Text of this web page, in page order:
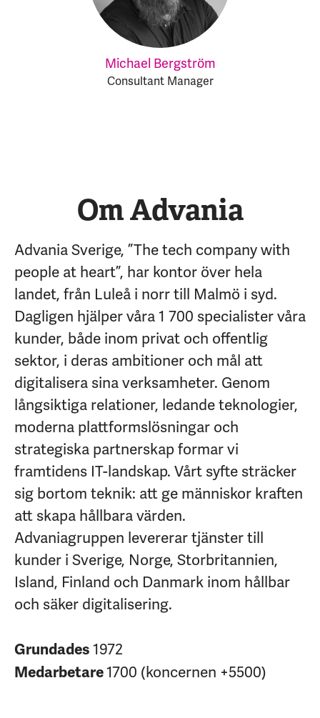
Michael Bergström
Consultant Manager
Om Advania
Advania Sverige, ”The tech company with
people at heart”, har kontor över hela
landet, från Luleå i norr till Malmö i syd.
Dagligen hjälper våra 1 700 specialister våra
kunder, både inom privat och offentlig
sektor, i deras ambitioner och mål att
digitalisera sina verksamheter. Genom
långsiktiga relationer, ledande teknologier,
moderna plattformslösningar och
strategiska partnerskap formar vi
framtidens IT-landskap. Vårt syfte sträcker
sig bortom teknik: att ge människor kraften
att skapa hållbara värden.
Advaniagruppen levererar tjänster till
kunder i Sverige, Norge, Storbritannien,
Island, Finland och Danmark inom hållbar
och säker digitalisering.
Grundades1972
Medarbetare1700 (koncernen +5500)